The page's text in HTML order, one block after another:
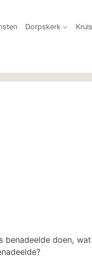
Dorpskerk
benadeelde doen,